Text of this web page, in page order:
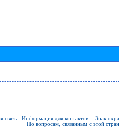
связь - Информация для контактов - Знак
По вопросам, связанным с этой